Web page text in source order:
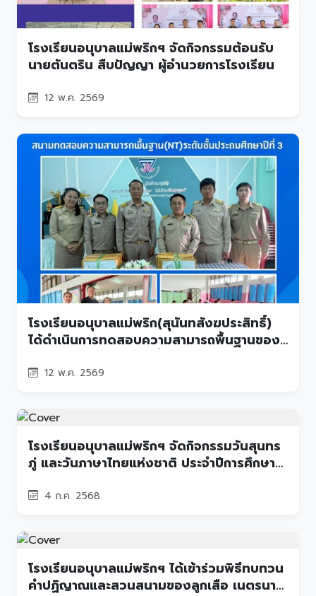
โรงเรียนอนุบาลแม่พริกฯ จัดกิจกรรมต้อนรับ
นายตันตริน สืบปัญญา ผู้อำนวยการโรงเรียน
12 พ.ค. 2569
โรงเรียนอนุบาลแม่พริก(สุนันทสังฆประสิทธิ์)
ได้ดำเนินการทดสอบความสามารถพื้นฐานของ
12 พ.ค. 2569
โรงเรียนอนุบาลแม่พริกฯ จัดกิจกรรมวันสุนทร
ภู่ และวันภาษาไทยแห่งชาติ ประจำปีการศึกษา
4 ก.ค. 2568
โรงเรียนอนุบาลแม่พริกฯ ได้เข้าร่วมพิธีทบทวน
คำปฏิญาณและสวนสนามของลูกเสือ เนตรนารี